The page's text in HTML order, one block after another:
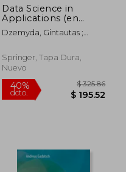
dcto.
Data Science in
Applications (en
Inglés)
Dzemyda, Gintautas ;
Jolita ; Kacprzyk, Janusz
Springer, Tapa Dura,
Nuevo